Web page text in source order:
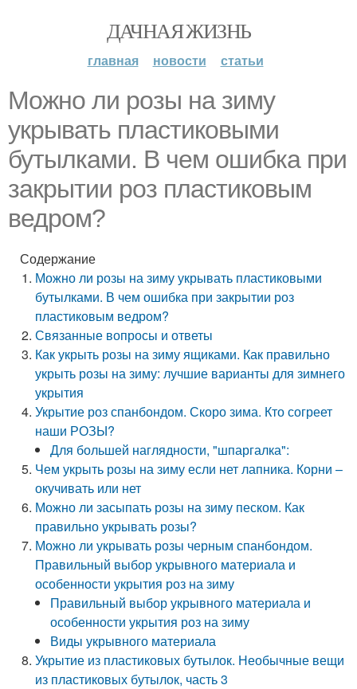
ДАЧНАЯ ЖИЗНЬ
главная новости статьи
Можно ли розы на зиму
укрывать пластиковыми
бутылками. В чем ошибка при
закрытии роз пластиковым
ведром?
Содержание
Можно ли розы на зиму укрывать пластиковыми
бутылками. В чем ошибка при закрытии роз
пластиковым ведром?
Связанные вопросы и ответы
Как укрыть розы на зиму ящиками. Как правильно
укрыть розы на зиму: лучшие варианты для зимнего
укрытия
Укрытие роз спанбондом. Скоро зима. Кто согреет
наши РОЗЫ?
Для большей наглядности, "шпаргалка":
Чем укрыть розы на зиму если нет лапника. Корни –
окучивать или нет
Можно ли засыпать розы на зиму песком. Как
правильно укрывать розы?
Можно ли укрывать розы черным спанбондом.
Правильный выбор укрывного материала и
особенности укрытия роз на зиму
Правильный выбор укрывного материала и
особенности укрытия роз на зиму
Виды укрывного материала
Укрытие из пластиковых бутылок. Необычные вещи
из пластиковых бутылок, часть 3